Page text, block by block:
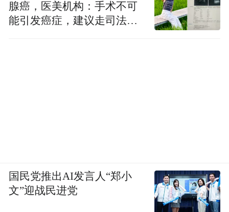
腺癌，医美机构：手术不可
能引发癌症，建议走司法途
国民党推出AI发言人“郑小
文”迎战民进党